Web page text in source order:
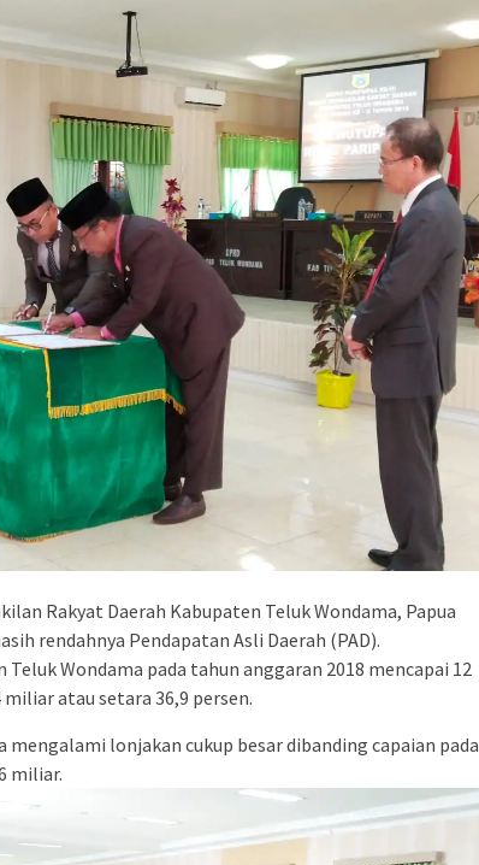
Rakyat Daerah Kabupaten Teluk Wondama, Papua
rendahnya Pendapatan Asli Daerah (PAD).
Wondama pada tahun anggaran 2018 mencapai 12
atau setara 36,9 persen.
mengalami lonjakan cukup besar dibanding capaian pada
miliar.